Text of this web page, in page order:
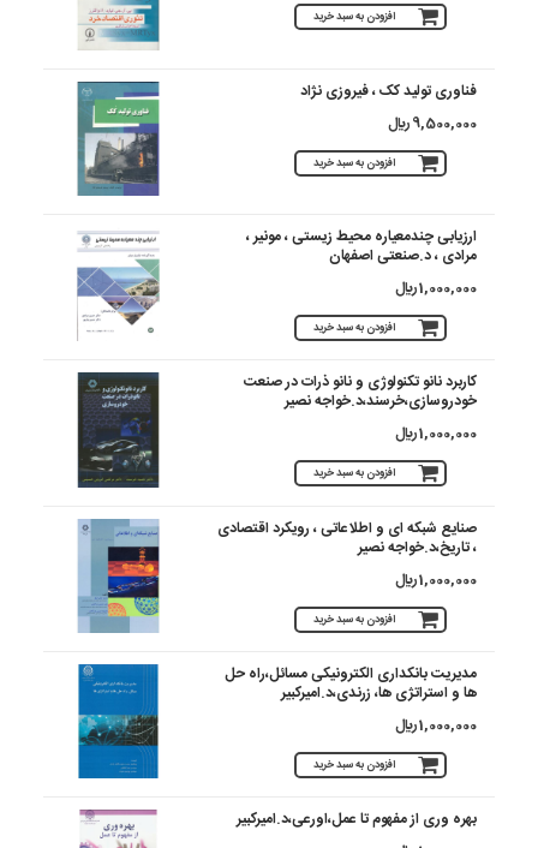
افزودن به سبد خرید
فناوری تولید کک ، فیروزی نژاد
9,500,000 ريال
افزودن به سبد خرید
ارزیابی چندمعیاره محیط زیستی ، مونیر ،
مرادی ، د.صنعتی اصفهان
1,000,000 ريال
افزودن به سبد خرید
کاربرد نانو تکنولوژی و نانو ذرات در صنعت
خودروسازی،خرسند،د.خواجه نصیر
1,000,000 ريال
افزودن به سبد خرید
صنایع شبکه ای و اطلاعاتی ، رویکرد اقتصادی
، تاریخ،د.خواجه نصیر
1,000,000 ريال
افزودن به سبد خرید
مدیریت بانکداری الکترونیکی مسائل،راه حل
ها و استراتژی ها، زرندی،د.امیرکبیر
1,000,000 ريال
افزودن به سبد خرید
بهره وری از مفهوم تا عمل،اورعی،د.امیرکبیر